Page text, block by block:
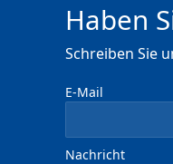
Haben
Schreiben Sie
E-Mail
Nachricht